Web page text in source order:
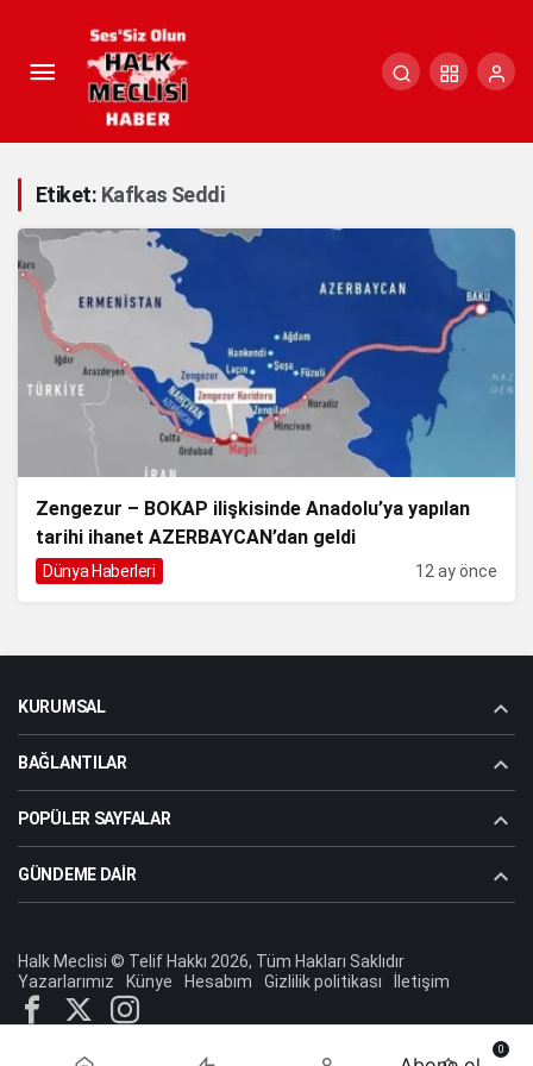
Etiket: Kafkas Seddi
Zengezur – BOKAP ilişkisinde Anadolu’ya yapılan
tarihi ihanet AZERBAYCAN’dan geldi
Dünya Haberleri 12 ay önce
KURUMSAL
BAĞLANTILAR
POPÜLER SAYFALAR
GÜNDEME DAIR
Halk Meclisi © Telif Hakkı 2026, Tüm Hakları Saklıdır
Yazarlarımız
Künye Hesabım Gizlilik politikası İletişim
0